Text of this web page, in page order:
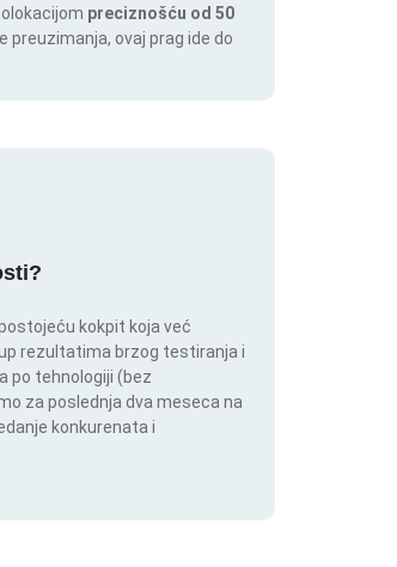
preciznošću od 50
preuzimanja, ovaj prag ide do
kokpit koja već
rezultatima brzog testiranja i
po tehnologiji (bez
za poslednja dva meseca na
konkurenata i